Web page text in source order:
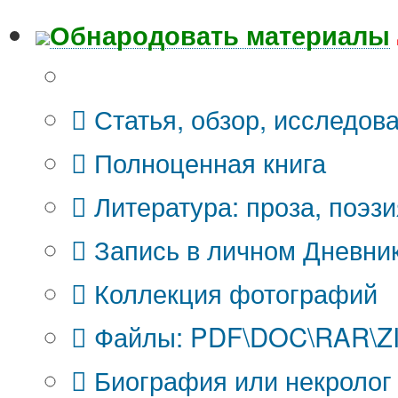
Обнародовать материалы
Статья, обзор,
Полноценная книга
Литература: проза,
Запись в личном
Коллекция фотографий
Файлы:
Биография или некролог